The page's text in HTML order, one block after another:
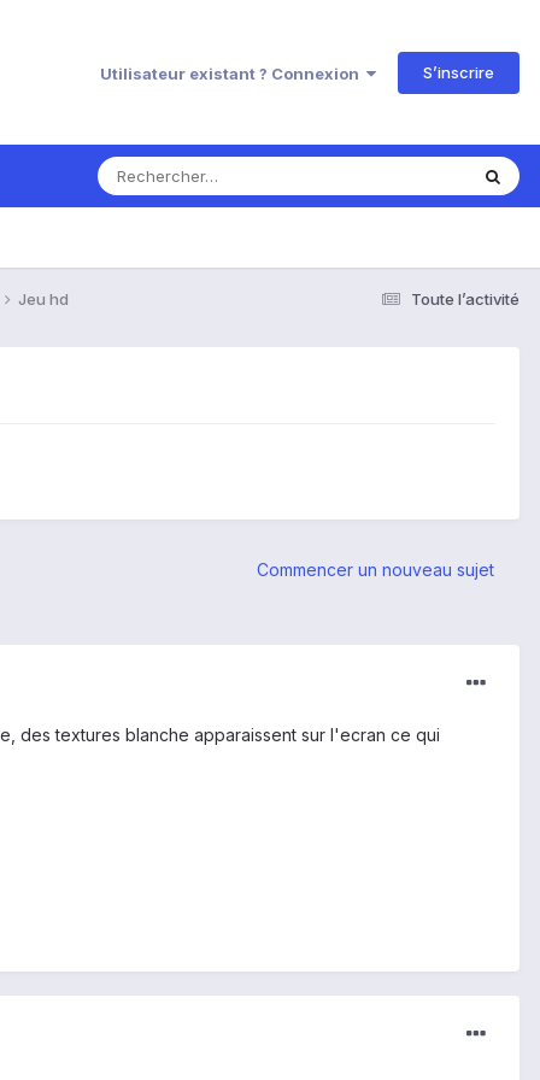
Utilisateur existant ? Connexion S’inscrire
Toute l’activité
Jeu hd
Commencer un nouveau sujet
des textures blanche apparaissent sur l'ecran ce qui